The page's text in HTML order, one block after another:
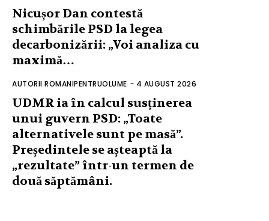
Nicușor Dan contestă
schimbările PSD la legea
decarbonizării: „Voi analiza cu
maximă…
AUTORII ROMANIPENTRUOLUME - 4 AUGUST 2026
UDMR ia în calcul susținerea
unui guvern PSD: „Toate
alternativele sunt pe masă”.
Președintele se așteaptă la
„rezultate” într-un termen de
două săptămâni.